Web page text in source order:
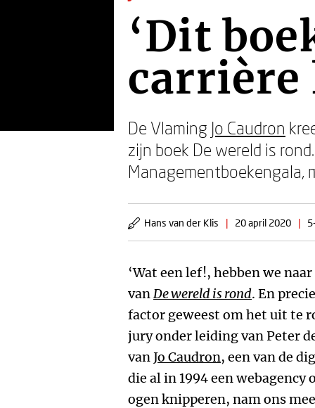
‘Dit
carrière
De Vlaming Jo Caudron
zijn boek De wereld is
Managementboekengala,
Hans van der Klis | 20 april 2020 |
‘Wat een lef!, hebben we
vanDe wereld is rond. En
factor geweest om het uit te
jury onder leiding van Peter
vanJo Caudron, een van de
die al in 1994 een webagency
ogen knipperen, nam ons